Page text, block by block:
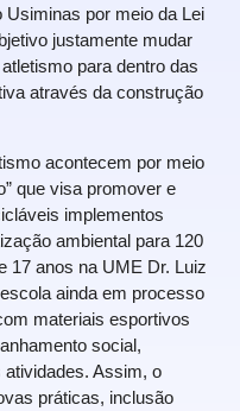
por meio da Lei
justamente mudar
para dentro das
através da construção
acontecem por meio
que visa promover e
implementos
ambiental para 120
17 anos na UME Dr. Luiz
ainda em processo
materiais esportivos
social,
Assim, o
práticas, inclusão